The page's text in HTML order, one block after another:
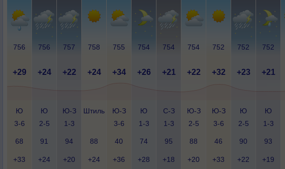
756 756 757 758 755 754 754 754 752 752 752
+29 +24 +22 +24 +34 +26 +21 +22 +32 +23 +21
Ю
3-6
Ю
2-5
Ю-З
1-3
Штиль
Ю-З
3-6
Ю
1-3
С-З
1-3
Ю-З
2-5
Ю-З
3-6
Ю
2-5
Ю
1-3
68 91 94 88 40 74 95 88 46 90 93
+33 +24 +20 +24 +36 +28 +18 +20 +33 +22 +19